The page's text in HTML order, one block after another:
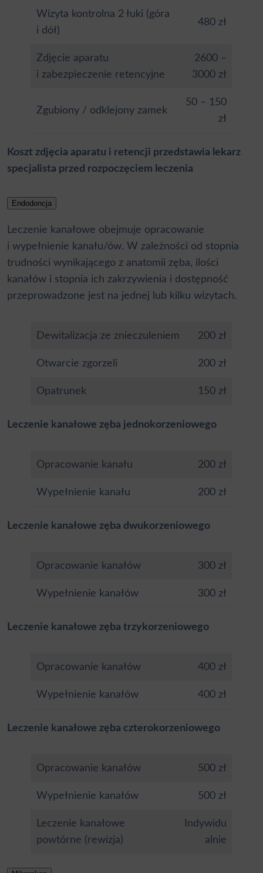
Wizyta kontrolna 2 łuki (góra
i dół)
480 zł
Zdjęcie aparatu
i zabezpieczenie retencyjne
2600 –
3000 zł
Zgubiony / odklejony zamek
50 – 150
zł
Koszt zdjęcia aparatu i retencji przedstawia lekarz
specjalista przed rozpoczęciem leczenia
Endodoncja
Leczenie kanałowe obejmuje opracowanie
i wypełnienie kanału/ów. W zależności od stopnia
trudności wynikającego z anatomii zęba, ilości
kanałów i stopnia ich zakrzywienia i dostępność
przeprowadzone jest na jednej lub kilku wizytach.
Dewitalizacja ze znieczuleniem 200 zł
Otwarcie zgorzeli 200 zł
Opatrunek 150 zł
Leczenie kanałowe zęba jednokorzeniowego
Opracowanie kanału 200 zł
Wypełnienie kanału 200 zł
Leczenie kanałowe zęba dwukorzeniowego
Opracowanie kanałów 300 zł
Wypełnienie kanałów 300 zł
Leczenie kanałowe zęba trzykorzeniowego
Opracowanie kanałów 400 zł
Wypełnienie kanałów 400 zł
Leczenie kanałowe zęba czterokorzeniowego
Opracowanie kanałów 500 zł
Wypełnienie kanałów 500 zł
Leczenie kanałowe
powtórne (rewizja)
Indywidu
alnie